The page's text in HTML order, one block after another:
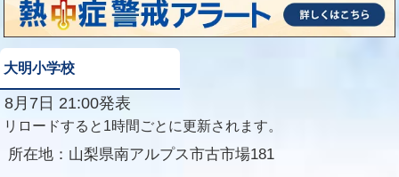
大明小学校
8月7日 21:00発表
リロードすると1時間ごとに更新されます。
所在地： 山梨県南アルプス市古市場181